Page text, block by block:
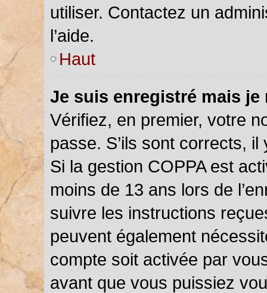
utiliser. Contactez un
l’aide.
Haut
Je suis enregistré mais
Vérifiez, en premier, votre
passe. S’ils sont corrects,
Si la gestion COPPA est
moins de 13 ans lors de
suivre les instructions
peuvent également
compte soit activée par
avant que vous puissiez